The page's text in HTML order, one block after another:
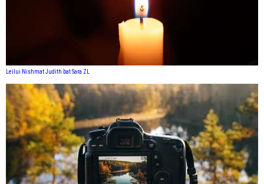
Leilui Nishmat Judith bat Sara ZL